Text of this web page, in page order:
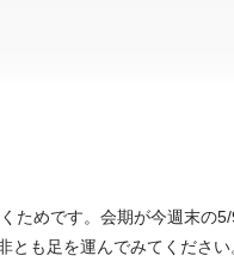
ためです。会期が今週末の
も足を運んでみてください